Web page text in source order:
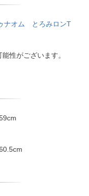
ナオム とろみロンT
性がございます。